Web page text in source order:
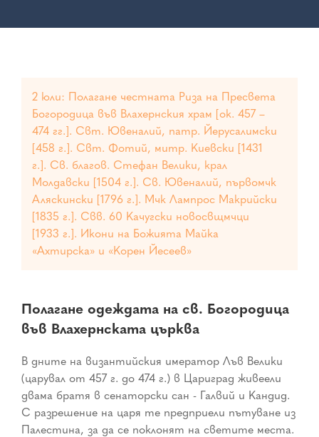
2 юли: Полагане честната Риза на Пресвета
Богородица във Влахернския храм [ок. 457 –
474 гг.]. Свт. Ювеналий, патр. Йерусалимски
[458 г.]. Свт. Фотий, митр. Киевски [1431
г.]. Св. благов. Стефан Велики, крал
Молдавски [1504 г.]. Св. Ювеналий, първомчк
Аляскински [1796 г.]. Мчк Лампрос Макрийски
[1835 г.]. Свв. 60 Качугски новосвщмчци
[1933 г.]. Икони на Божията Майка
«Ахтирска» и «Корен Йесеев»
Полагане одеждата на св. Богородица
във Влахернската църква
В дните на византийския имератор Лъв Велики
(царувал от 457 г. до 474 г.) в Цариград живеели
двама братя в сенаторски сан - Галвий и Кандид.
С разрешение на царя те предприели пътуване из
Палестина, за да се поклонят на светите места.